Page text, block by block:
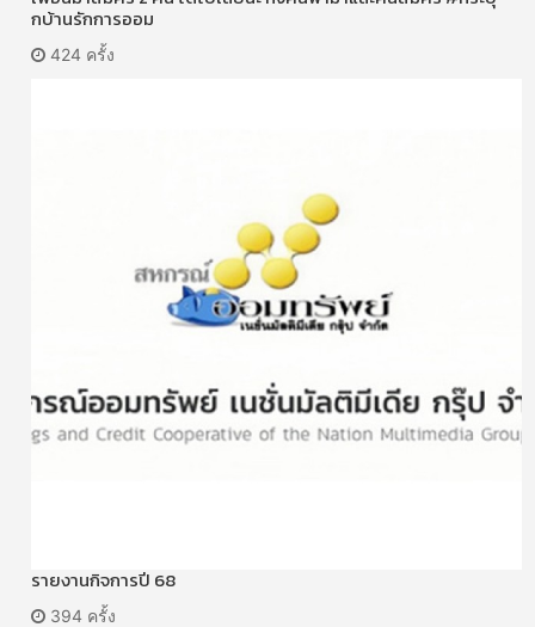
กบ้านรักการออม
424 ครั้ง
รายงานกิจการปี 68
394 ครั้ง